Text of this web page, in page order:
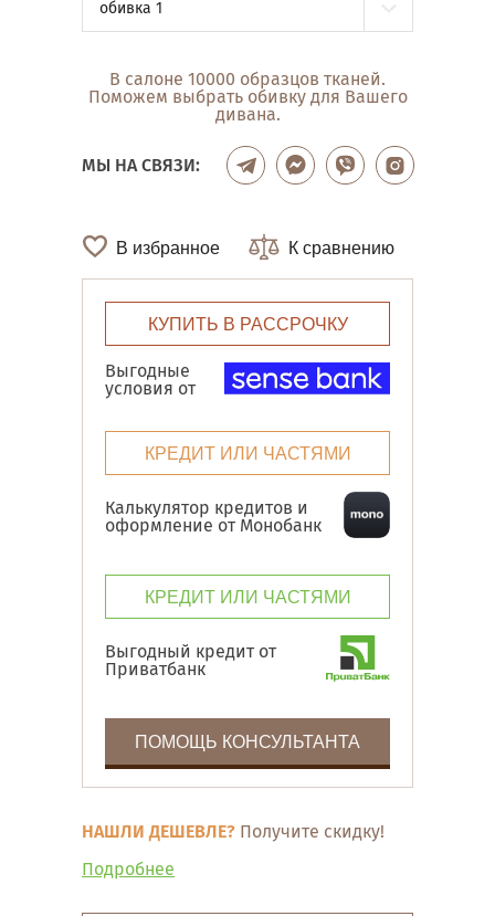
обивка 1
В салоне 10000 образцов тканей.
Поможем выбрать обивку для Вашего
дивана.
МЫ НА СВЯЗИ:
В избранное К сравнению
КУПИТЬ В РАССРОЧКУ
Выгодные
условия от
КРЕДИТ ИЛИ ЧАСТЯМИ
Калькулятор кредитов и
оформление от Монобанк
КРЕДИТ ИЛИ ЧАСТЯМИ
Выгодный кредит от
Приватбанк
ПОМОЩЬ КОНСУЛЬТАНТА
НАШЛИ ДЕШЕВЛЕ? Получите скидку!
Подробнее